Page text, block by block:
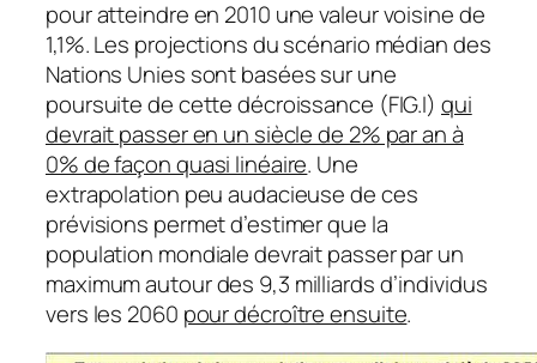
pour atteindre en 2010 une valeur voisine de
1,1%. Les projections du scénario médian des
Nations Unies sont basées sur une
poursuite de cette décroissance (FIG.I) qui
devrait passer en un siècle de 2% par an à
0% de façon quasi linéaire. Une
extrapolation peu audacieuse de ces
prévisions permet d’estimer que la
population mondiale devrait passer par un
maximum autour des 9,3 milliards d’individus
vers les 2060 pour décroître ensuite.